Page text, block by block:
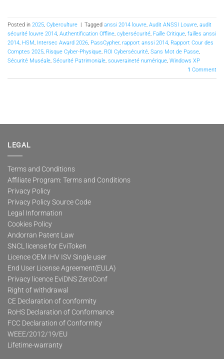
Posted in 2025, Cyberculture | Tagged anssi 2014 louvre, Audit ANSSI Louvre, audit
sécurité louvre 2014, Authentification Offline, cybersécurité, Faille Critique, failles anssi
2014, HSM, Intersec Award 2026, PassCypher, rapport anssi 2014, Rapport Cour des
Comptes 2025, Risque Cyber-Physique, ROI Cybersécurité, Sans Mot de Passe,
Sécurité Muséale, Sécurité Patrimoniale, souveraineté numérique, Windows XP
1 Comment
LEGAL
Terms and Conditions
Affiliate Program: Terms and Conditions
Privacy Policy
Privacy Policy Source Code
Legal Information
Cookies Policy
Andorran Patent Law
SNCL license for EviToken
Licence OEM IHV ISV Single user
End User License Agreement(EULA)
Privacy licence EviDNS ZeroConf
Right of withdrawal
CE Declaration of conformity
RoHS Declaration of Conformance
FCC Declaration of Conformity
WEEE/2012/19/EU
Lifetime-warranty